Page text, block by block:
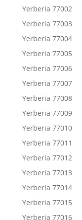
Yerberia 77002
Yerberia 77003
Yerberia 77004
Yerberia 77005
Yerberia 77006
Yerberia 77007
Yerberia 77008
Yerberia 77009
Yerberia 77010
Yerberia 77011
Yerberia 77012
Yerberia 77013
Yerberia 77014
Yerberia 77015
Yerberia 77016